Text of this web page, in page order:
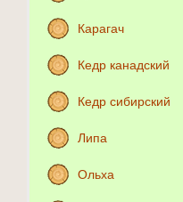
Карагач
Кедр канадский
Кедр сибирский
Липа
Ольха